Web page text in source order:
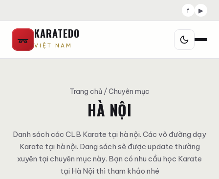
f ▶
KARATEDO
VIỆT NAM
Trang chủ / Chuyên mục
HÀ NỘI
Danh sách các CLB Karate tại hà nội. Các võ đường dạy
Karate tại hà nội. Dang sách sẽ được update thường
xuyên tại chuyên mục này. Bạn có nhu cầu học Karate
tại Hà Nội thì tham khảo nhé